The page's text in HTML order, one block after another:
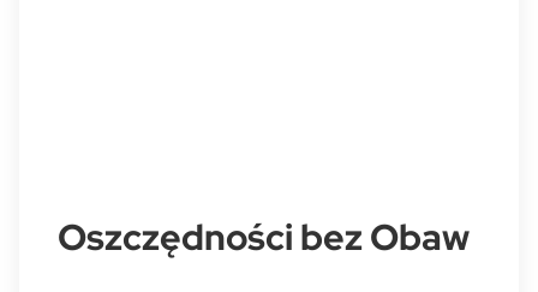
Oszczędności bez Obaw